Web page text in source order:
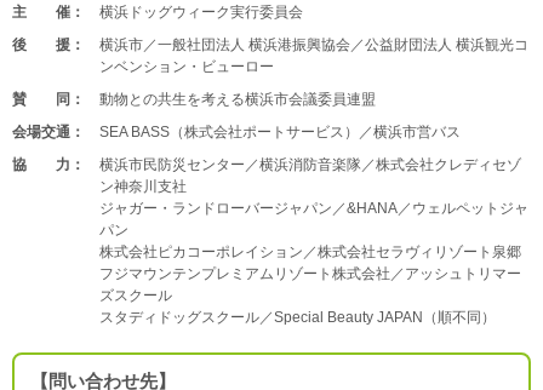
主 催：
横浜ドッグウィーク実行委員会
後 援：
横浜市／一般社団法人 横浜港振興協会／公益財団法人 横浜観光コ
ンベンション・ビューロー
賛 同：
動物との共生を考える横浜市会議委員連盟
会場交通：
SEA BASS（株式会社ポートサービス）／横浜市営バス
協 力：
横浜市民防災センター／横浜消防音楽隊／株式会社クレディセゾ
ン神奈川支社
ジャガー・ランドローバージャパン／&HANA／ウェルペットジャ
パン
株式会社ピカコーポレイション／株式会社セラヴィリゾート泉郷
フジマウンテンプレミアムリゾート株式会社／アッシュトリマー
ズスクール
スタディドッグスクール／Special Beauty JAPAN（順不同）
【問い合わせ先】